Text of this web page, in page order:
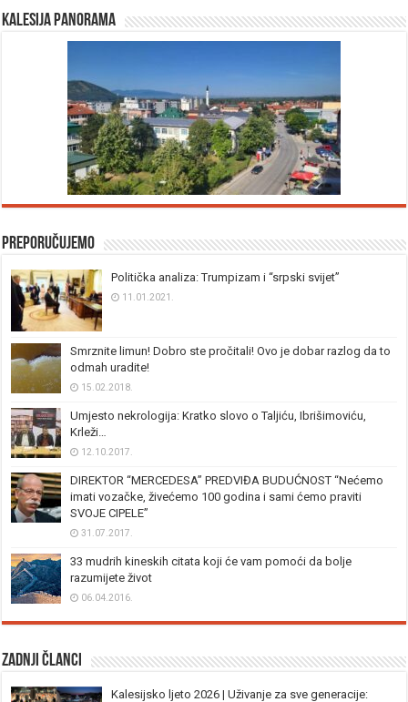
Kalesija panorama
Preporučujemo
Politička analiza: Trumpizam i “srpski svijet”
11.01.2021.
Smrznite limun! Dobro ste pročitali! Ovo je dobar razlog da to
odmah uradite!
15.02.2018.
Umjesto nekrologija: Kratko slovo o Taljiću, Ibrišimoviću,
Krleži…
12.10.2017.
DIREKTOR “MERCEDESA” PREDVIĐA BUDUĆNOST “Nećemo
imati vozačke, živećemo 100 godina i sami ćemo praviti
SVOJE CIPELE”
31.07.2017.
33 mudrih kineskih citata koji će vam pomoći da bolje
razumijete život
06.04.2016.
Zadnji članci
Kalesijsko ljeto 2026 | Uživanje za sve generacije: